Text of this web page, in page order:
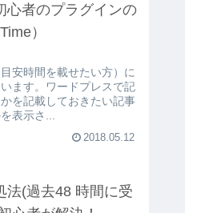
心者のプラグインの
）
安時間を載せたい方）に
ます。ワードプレスで記
を記載しておきたい記事
表示さ...
2018.05.12
法(過去48 時間に受